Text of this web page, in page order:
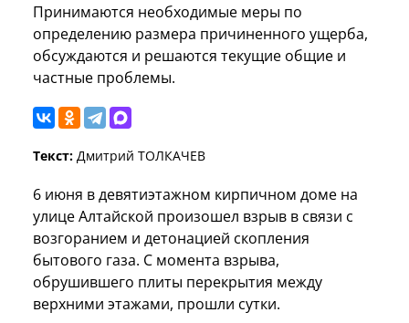
Принимаются необходимые меры по
определению размера причиненного ущерба,
обсуждаются и решаются текущие общие и
частные проблемы.
Текст: Дмитрий ТОЛКАЧЕВ
6 июня в девятиэтажном кирпичном доме на
улице Алтайской произошел взрыв в связи с
возгоранием и детонацией скопления
бытового газа. С момента взрыва,
обрушившего плиты перекрытия между
верхними этажами, прошли сутки.